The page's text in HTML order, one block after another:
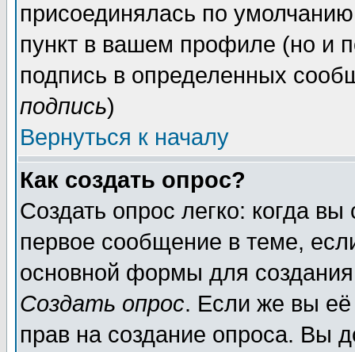
присоединялась по
пункт в вашем профиле (но и
подпись в определенных
подпись)
Вернуться к началу
Как создать опрос?
Создать опрос легко: когда
первое сообщение в теме,
основной формы для
Создать опрос. Если же вы её
прав на создание опроса. Вы